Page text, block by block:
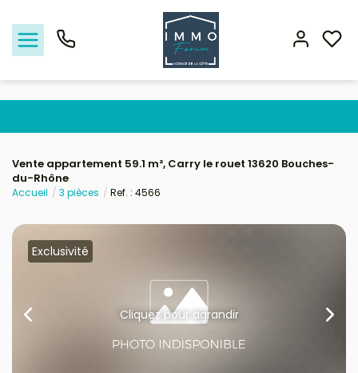
Vendre
Biens vendus
Location - Gestion
Nos agences
Estimation
Vente appartement 59.1 m², Carry le rouet 13620 Bouches-
du-Rhône
Accueil 3 pièces Ref. : 4566
Exclusivité
Cliquez pour agrandir